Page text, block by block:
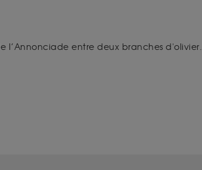
l’Annonciade entre deux branches d'olivier.